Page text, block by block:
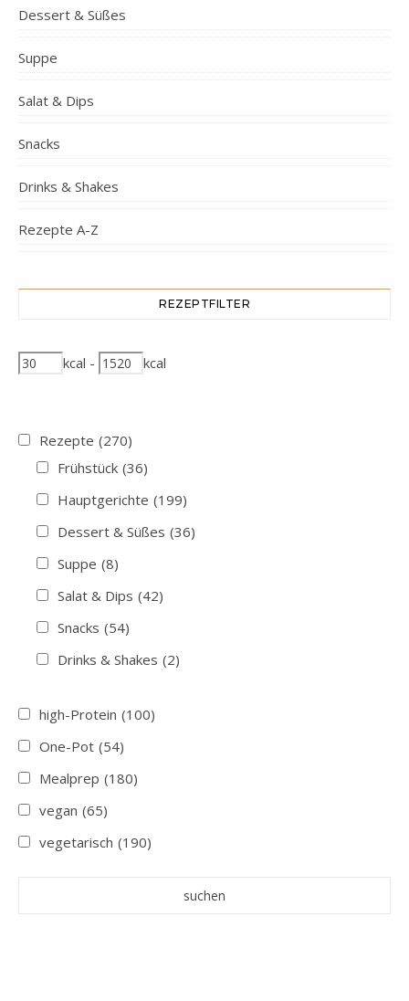
Dessert & Süßes
Suppe
Salat & Dips
Snacks
Drinks & Shakes
Rezepte A-Z
REZEPTFILTER
kcal - kcal
Rezepte (270)
Frühstück (36)
Hauptgerichte (199)
Dessert & Süßes (36)
Suppe (8)
Salat & Dips (42)
Snacks (54)
Drinks & Shakes (2)
high-Protein (100)
One-Pot (54)
Mealprep (180)
vegan (65)
vegetarisch (190)